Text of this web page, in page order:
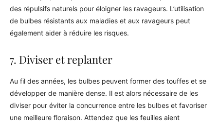
des répulsifs naturels pour éloigner les ravageurs. L’utilisation
de bulbes résistants aux maladies et aux ravageurs peut
également aider à réduire les risques.
7. Diviser et replanter
Au fil des années, les bulbes peuvent former des touffes et se
développer de manière dense. Il est alors nécessaire de les
diviser pour éviter la concurrence entre les bulbes et favoriser
une meilleure floraison. Attendez que les feuilles aient